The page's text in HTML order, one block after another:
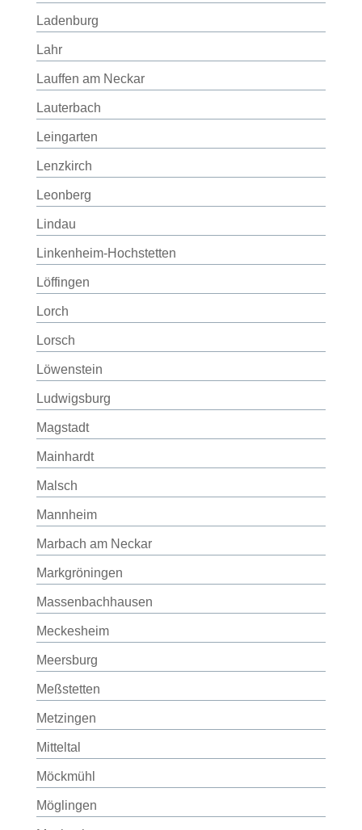
Ladenburg
Lahr
Lauffen am Neckar
Lauterbach
Leingarten
Lenzkirch
Leonberg
Lindau
Linkenheim-Hochstetten
Löffingen
Lorch
Lorsch
Löwenstein
Ludwigsburg
Magstadt
Mainhardt
Malsch
Mannheim
Marbach am Neckar
Markgröningen
Massenbachhausen
Meckesheim
Meersburg
Meßstetten
Metzingen
Mitteltal
Möckmühl
Möglingen